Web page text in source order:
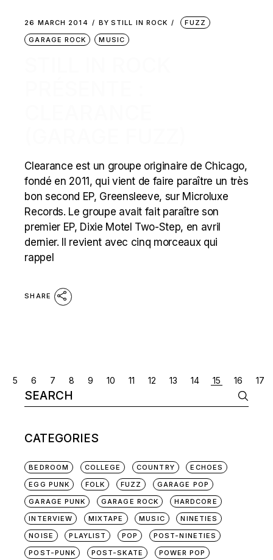
26 MARCH 2014 BY STILL IN ROCK
FUZZ
GARAGE ROCK
MUSIC
Clearance est un groupe originaire de Chicago,
fondé en 2011, qui vient de faire paraître un très
bon second EP, Greensleeve, sur Microluxe
Records. Le groupe avait fait paraître son
premier EP, Dixie Motel Two​-​Step, en avril
dernier. Il revient avec cinq morceaux qui
rappel
SHARE
POSTS
NAVIGATION
5 6 7 8 9 10 11 12 13 14 15 16 17
Search
for:
CATEGORIES
BEDROOM COLLEGE COUNTRY
ECHOES
EGG PUNK
FOLK FUZZ
GARAGE POP
GARAGE PUNK
GARAGE ROCK
HARDCORE
INTERVIEW
MIXTAPE MUSIC
NINETIES
NOISE
PLAYLIST POP
POST-NINETIES
POST-PUNK
POST-SKATE POWER POP